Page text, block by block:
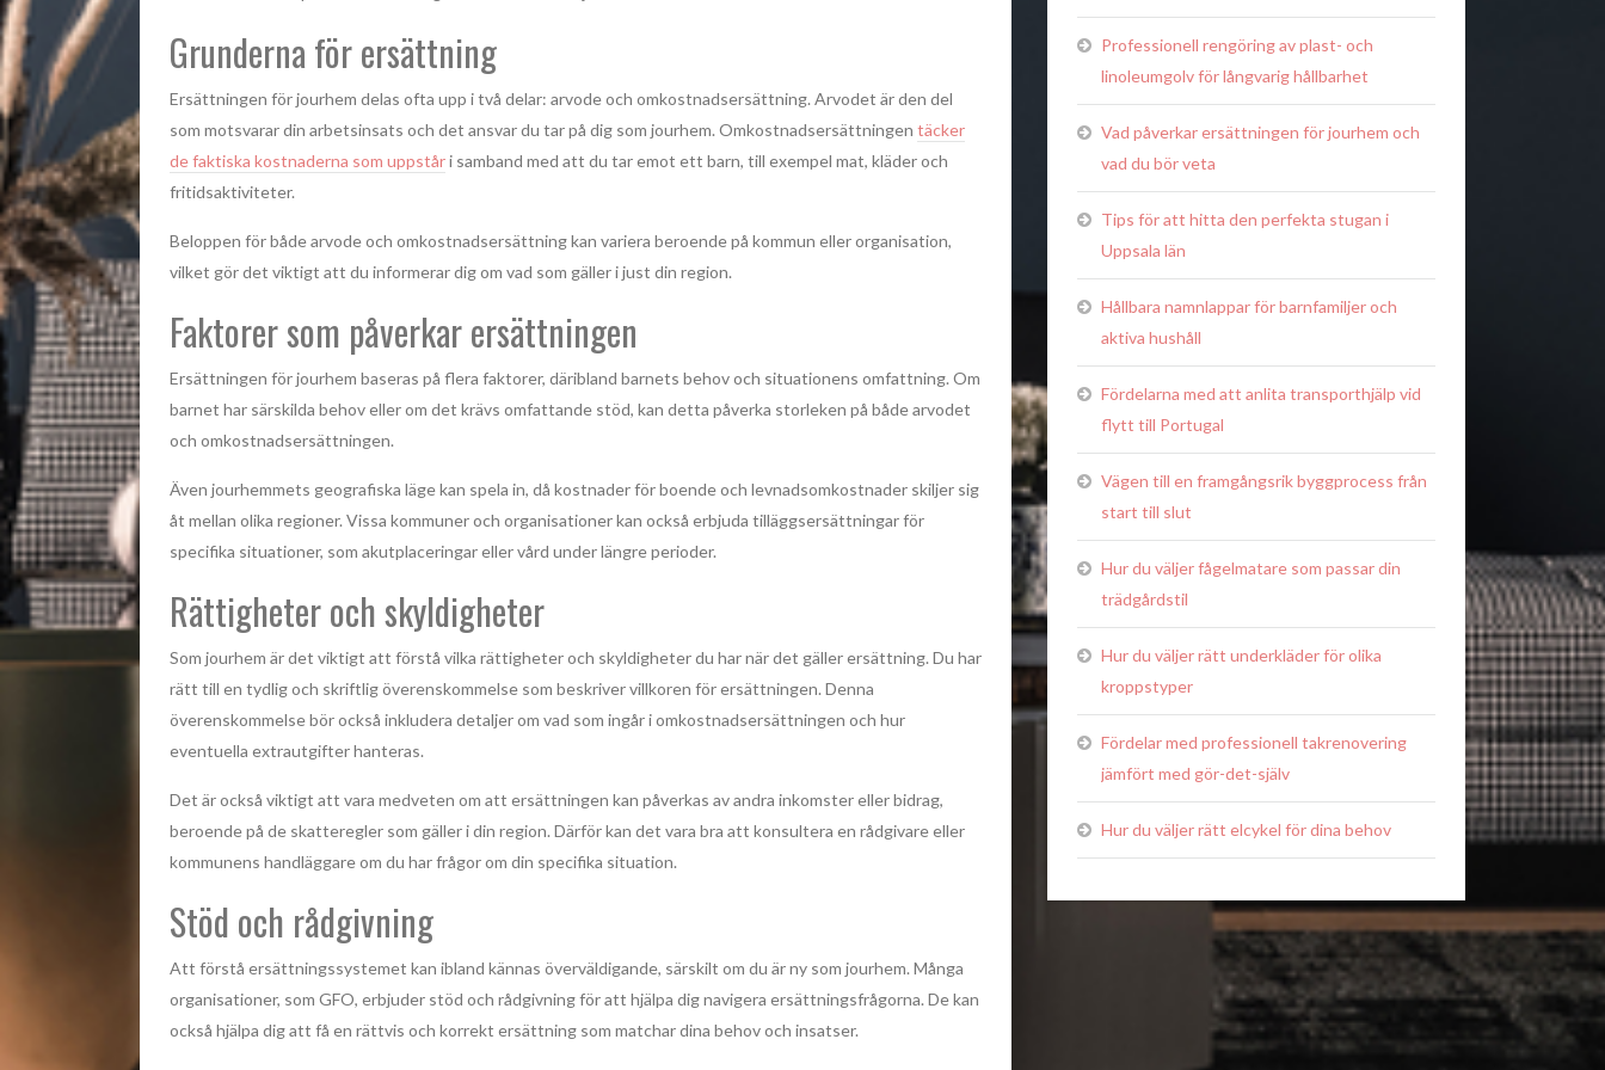
Grunderna för ersättning
Ersättningen för jourhem delas ofta upp i två delar: arvode och omkostnadsersättning. Arvodet är den del
som motsvarar din arbetsinsats och det ansvar du tar på dig som jourhem. Omkostnadsersättningen täcker
de faktiska kostnaderna som uppståri samband med att du tar emot ett barn, till exempel mat, kläder och
fritidsaktiviteter.
Beloppen för både arvode och omkostnadsersättning kan variera beroende på kommun eller organisation,
vilket gör det viktigt att du informerar dig om vad som gäller i just din region.
Faktorer som påverkar ersättningen
Ersättningen för jourhem baseras på flera faktorer, däribland barnets behov och situationens omfattning. Om
barnet har särskilda behov eller om det krävs omfattande stöd, kan detta påverka storleken på både arvodet
och omkostnadsersättningen.
Även jourhemmets geografiska läge kan spela in, då kostnader för boende och levnadsomkostnader skiljer sig
åt mellan olika regioner. Vissa kommuner och organisationer kan också erbjuda tilläggsersättningar för
specifika situationer, som akutplaceringar eller vård under längre perioder.
Rättigheter och skyldigheter
Som jourhem är det viktigt att förstå vilka rättigheter och skyldigheter du har när det gäller ersättning. Du har
rätt till en tydlig och skriftlig överenskommelse som beskriver villkoren för ersättningen. Denna
överenskommelse bör också inkludera detaljer om vad som ingår i omkostnadsersättningen och hur
eventuella extrautgifter hanteras.
Det är också viktigt att vara medveten om att ersättningen kan påverkas av andra inkomster eller bidrag,
beroende på de skatteregler som gäller i din region. Därför kan det vara bra att konsultera en rådgivare eller
kommunens handläggare om du har frågor om din specifika situation.
Stöd och rådgivning
Att förstå ersättningssystemet kan ibland kännas överväldigande, särskilt om du är ny som jourhem. Många
organisationer, som GFO, erbjuder stöd och rådgivning för att hjälpa dig navigera ersättningsfrågorna. De kan
också hjälpa dig att få en rättvis och korrekt ersättning som matchar dina behov och insatser.
Professionell rengöring av plast- och
linoleumgolv för långvarig hållbarhet
Vad påverkar ersättningen för jourhem och
vad du bör veta
Tips för att hitta den perfekta stugan i
Uppsala län
Hållbara namnlappar för barnfamiljer och
aktiva hushåll
Fördelarna med att anlita transporthjälp vid
flytt till Portugal
Vägen till en framgångsrik byggprocess från
start till slut
Hur du väljer fågelmatare som passar din
trädgårdstil
Hur du väljer rätt underkläder för olika
kroppstyper
Fördelar med professionell takrenovering
jämfört med gör-det-själv
Hur du väljer rätt elcykel för dina behov